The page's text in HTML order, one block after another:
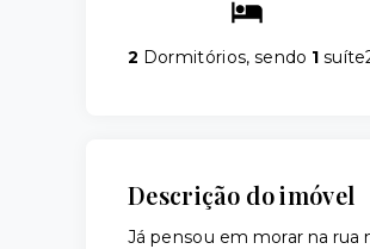
2 Dormitórios, sendo 1 suíte
Descrição do imóvel
Já pensou em morar na rua